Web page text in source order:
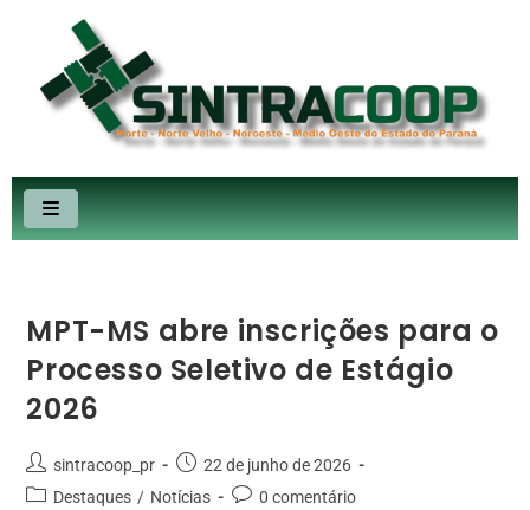
MPT-MS abre inscrições para o
Processo Seletivo de Estágio
2026
sintracoop_pr
22 de junho de 2026
Destaques / Notícias 0 comentário